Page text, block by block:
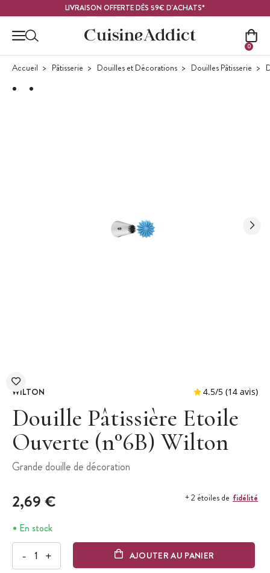
LIVRAISON OFFERTE DÈS 59€ D'ACHATS*
0
Accueil Pâtisserie Douilles et Décorations Douilles Pâtisserie
WILTON
Douille Pâtissière Etoile
Ouverte (n°6B) Wilton
Grande douille de décoration
2,69 € + 2 étoiles de fidélité
En stock
- + AJOUTER AU PANIER